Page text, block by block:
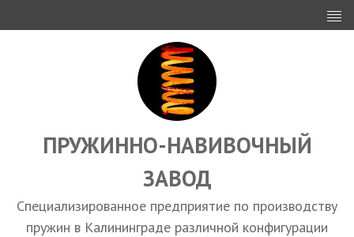
ИНВЕСТОРАМ
ПРОЕКТИРОВАНИЕ
ЭКСПОРТ
ЗАКУПКИ
КАЛЬКУЛЯТОР ПРУЖИН
Калининград
ПРУЖИННО-НАВИВОЧНЫЙ
ЗАВОД
Специализированное предприятие по производству
пружин в Калининграде различной конфигурации